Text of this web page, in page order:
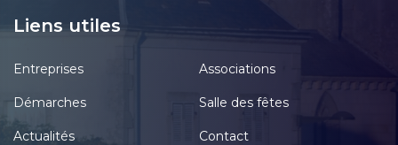
Liens utiles
Entreprises Associations
Démarches Salle des fêtes
Actualités Contact